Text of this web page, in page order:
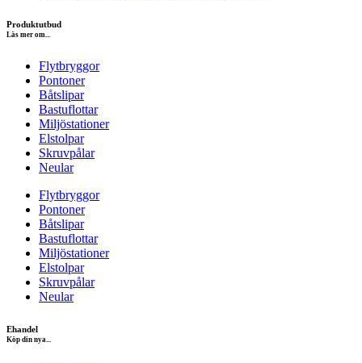
Produktutbud
Läs mer om...
Flytbryggor
Pontoner
Båtslipar
Bastuflottar
Miljöstationer
Elstolpar
Skruvpålar
Neular
Flytbryggor
Pontoner
Båtslipar
Bastuflottar
Miljöstationer
Elstolpar
Skruvpålar
Neular
Ehandel
Köp din nya...